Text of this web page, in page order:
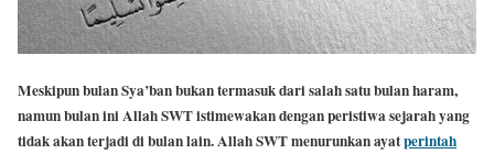
Meskipun bulan Sya’ban bukan termasuk dari salah satu bulan haram,
namun bulan ini Allah SWT istimewakan dengan peristiwa sejarah yang
tidak akan terjadi di bulan lain. Allah SWT menurunkan ayatperintah